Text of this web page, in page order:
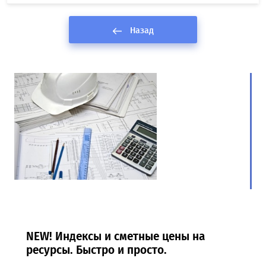
Назад
NEW! Индексы и сметные цены на
ресурсы. Быстро и просто.